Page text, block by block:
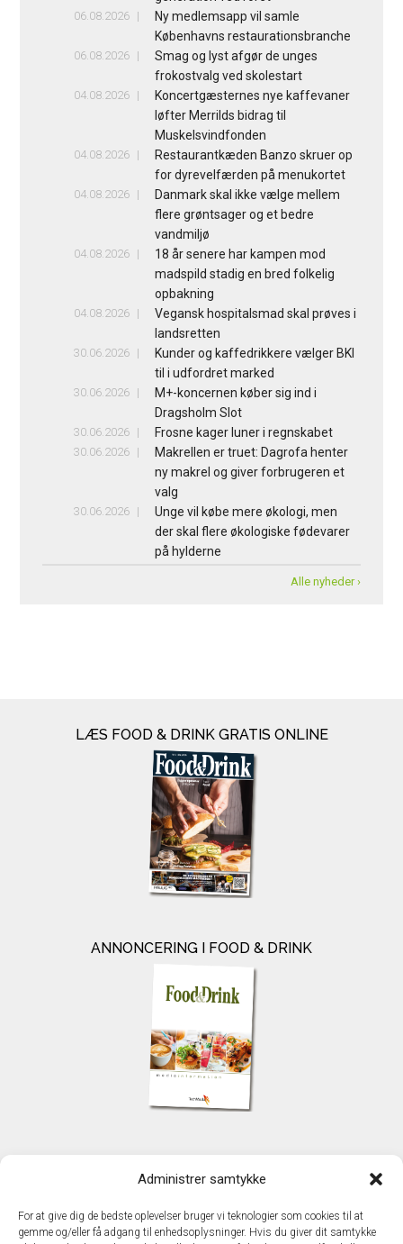
Administrer samtykke
For at give dig de bedste oplevelser bruger vi teknologier som cookies til at
gemme og/eller få adgang til enhedsoplysninger. Hvis du giver dit samtykke
06.08.2026
Ny medlemsapp vil samle
Københavns restaurationsbranche
06.08.2026
Smag og lyst afgør de unges
frokostvalg ved skolestart
04.08.2026
Koncertgæsternes nye kaffevaner
løfter Merrilds bidrag til
Muskelsvindfonden
04.08.2026
Restaurantkæden Banzo skruer op
for dyrevelfærden på menukortet
04.08.2026
Danmark skal ikke vælge mellem
flere grøntsager og et bedre
vandmiljø
04.08.2026
18 år senere har kampen mod
madspild stadig en bred folkelig
opbakning
04.08.2026
Vegansk hospitalsmad skal prøves i
landsretten
30.06.2026
Kunder og kaffedrikkere vælger BKI
til i udfordret marked
30.06.2026
M+-koncernen køber sig ind i
Dragsholm Slot
30.06.2026 Frosne kager luner i regnskabet
30.06.2026
Makrellen er truet: Dagrofa henter
ny makrel og giver forbrugeren et
valg
30.06.2026
Unge vil købe mere økologi, men
der skal flere økologiske fødevarer
på hylderne
Alle nyheder ›
LÆS FOOD & DRINK GRATIS ONLINE
ANNONCERING I FOOD & DRINK
TechMedia A/S
DK – 2600 Glostrup